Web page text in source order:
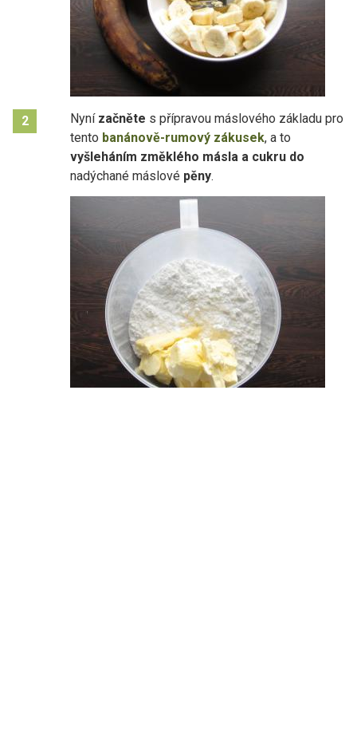
2 Nyní začněte s přípravou máslového základu pro
tento banánově-rumový zákusek, a to
vyšleháním změklého másla a cukru do
nadýchané máslové pěny.